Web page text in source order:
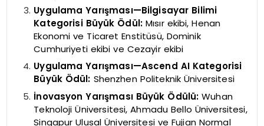
Uygulama Yarışması—Bilgisayar Bilimi
Kategorisi Büyük Ödül: Mısır ekibi, Henan
Ekonomi ve Ticaret Enstitüsü, Dominik
Cumhuriyeti ekibi ve Cezayir ekibi
Uygulama Yarışması—Ascend AI Kategorisi
Büyük Ödül: Shenzhen Politeknik Üniversitesi
İnovasyon Yarışması Büyük Ödülü: Wuhan
Teknoloji Üniversitesi, Ahmadu Bello Üniversitesi,
Singapur Ulusal Üniversitesi ve Fujian Normal